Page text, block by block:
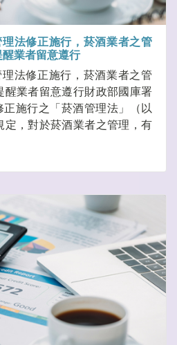
法修正施行，菸酒業者之管
業者留意遵行
法修正施行，菸酒業者之管
醒業者留意遵行財政部國庫署
施行之「菸酒管理法」（以
定，對於菸酒業者之管理，有